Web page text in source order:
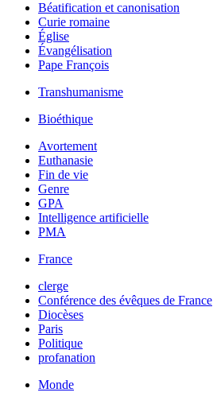
Béatification et canonisation
Curie romaine
Église
Évangélisation
Pape François
Transhumanisme
Bioéthique
Avortement
Euthanasie
Fin de vie
Genre
GPA
Intelligence artificielle
PMA
France
clerge
Conférence des évêques de France
Diocèses
Paris
Politique
profanation
Monde